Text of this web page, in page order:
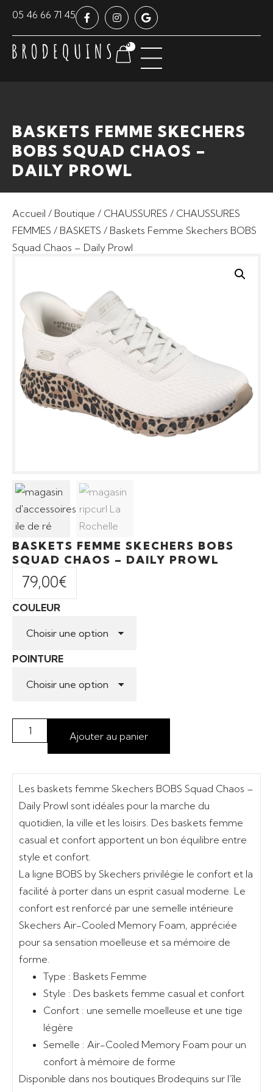
05 46 66 71 45
0
BASKETS FEMME SKECHERS
BOBS SQUAD CHAOS –
DAILY PROWL
Accueil / Boutique / CHAUSSURES / CHAUSSURES
FEMMES / BASKETS / Baskets Femme Skechers BOBS
Squad Chaos – Daily Prowl
BASKETS FEMME SKECHERS BOBS
SQUAD CHAOS – DAILY PROWL
79,00€
COULEUR
POINTURE
Ajouter au panier
Les baskets femme Skechers BOBS Squad Chaos –
Daily Prowl sont idéales pour la marche du
quotidien, la ville et les loisirs. Des baskets femme
casual et confort apportent un bon équilibre entre
style et confort.
La ligne BOBS by Skechers privilégie le confort et la
facilité à porter dans un esprit casual moderne. Le
confort est renforcé par une semelle intérieure
Skechers Air-Cooled Memory Foam, appréciée
pour sa sensation moelleuse et sa mémoire de
forme.
Type : Baskets Femme
Style : Des baskets femme casual et confort
Confort : une semelle moelleuse et une tige
légère
Semelle : Air-Cooled Memory Foam pour un
confort à mémoire de forme
Disponible dans nos boutiques Brodequins sur l’île
Panneau de gestion des cookies